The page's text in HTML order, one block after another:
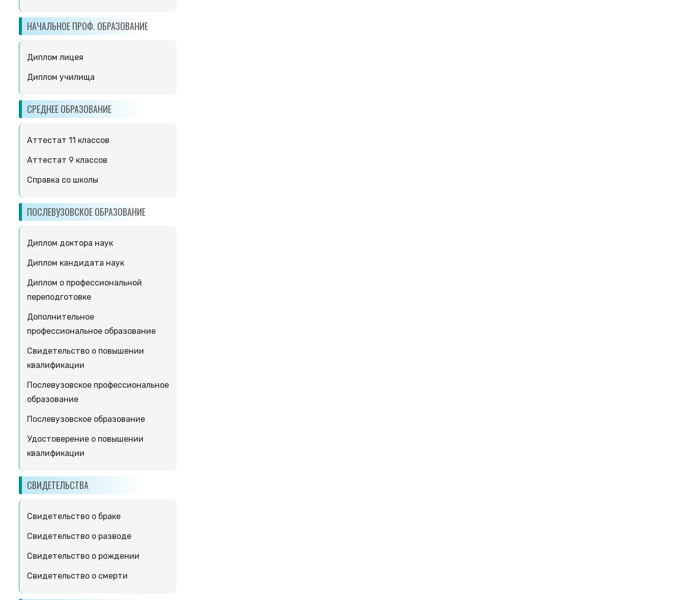
НАЧАЛЬНОЕ ПРОФ. ОБРАЗОВАНИЕ
Диплом лицея
Диплом училища
СРЕДНЕЕ ОБРАЗОВАНИЕ
Аттестат 11 классов
Аттестат 9 классов
Справка со школы
ПОСЛЕВУЗОВСКОЕ ОБРАЗОВАНИЕ
Диплом доктора наук
Диплом кандидата наук
Диплом о профессиональной
переподготовке
Дополнительное
профессиональное образование
Свидетельство о повышении
квалификации
Послевузовское профессиональное
образование
Послевузовское образование
Удостоверение о повышении
квалификации
СВИДЕТЕЛЬСТВА
Свидетельство о браке
Свидетельство о разводе
Свидетельство о рождении
Свидетельство о смерти